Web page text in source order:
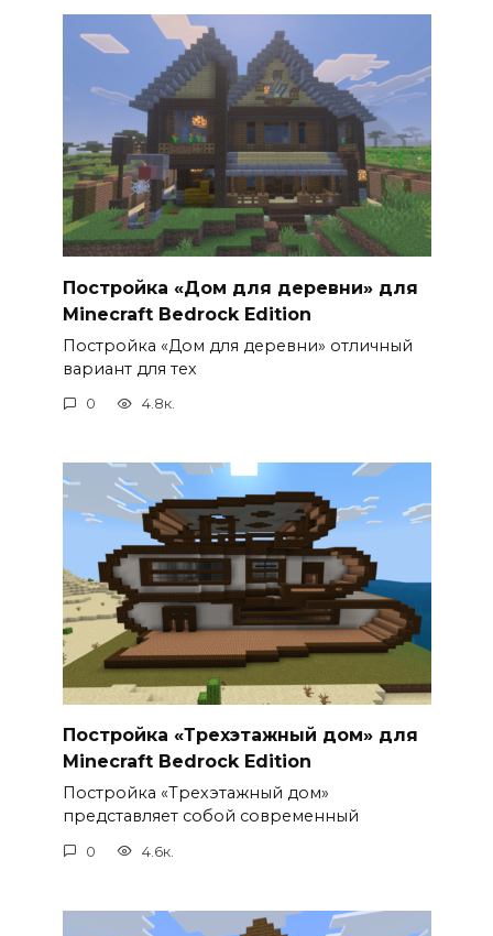
Постройка «Дом для деревни» для
Minecraft Bedrock Edition
Постройка «Дом для деревни» отличный
вариант для тех
0 4.8к.
Постройка «Трехэтажный дом» для
Minecraft Bedrock Edition
Постройка «Трехэтажный дом»
представляет собой современный
0 4.6к.